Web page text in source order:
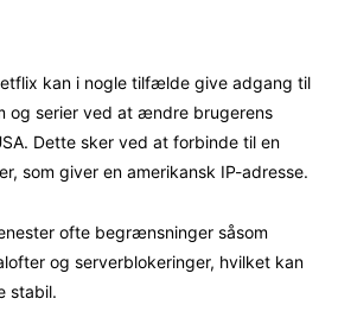
kan i nogle tilfælde give adgang til
og serier ved at ændre brugerens
Dette sker ved at forbinde til en
som giver en amerikansk IP-adresse.
ofte begrænsninger såsom
og serverblokeringer, hvilket kan
stabil.